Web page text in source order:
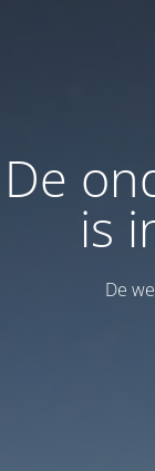
De
is
De